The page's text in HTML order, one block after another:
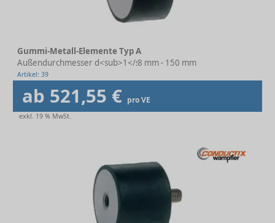
Gummi-Metall-Elemente Typ A
Außendurchmesser d<sub>1</sub>8 mm - 150 mm
Artikel: 39
ab 521,55 € pro VE
exkl. 19 % MwSt.